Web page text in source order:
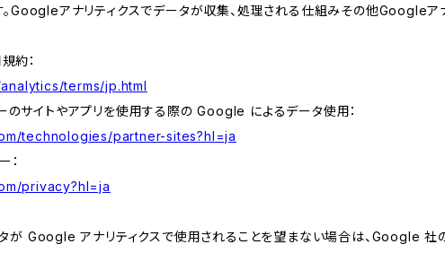
。Googleアナリティクスでデータが収集、処理される仕組みその他Googleア
約：
terms/jp.html
サイトやアプリを使用する際の Google によるデータ使用：
technologies/partner-sites?hl=ja
：
privacy?hl=ja
が Google アナリティクスで使用されることを望まない場合は、Google